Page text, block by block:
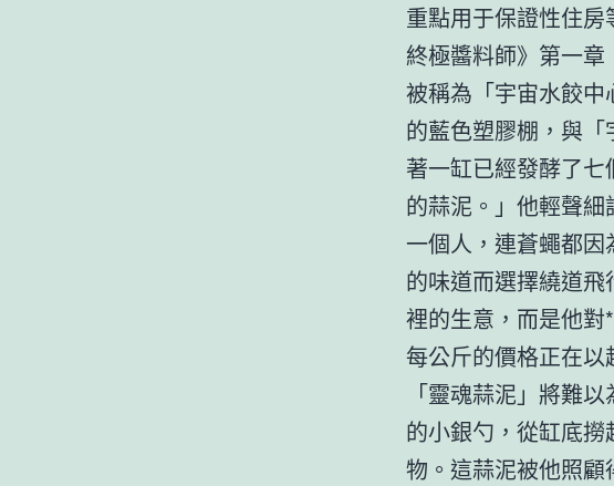
重點用于保證性住
終極醬料師》第一章
被稱為「宇宙水餃
的藍色塑膠棚，與
著一缸已經發酵了
的蒜泥。」他輕聲
一個人，連蒼蠅都
的味道而選擇繞道
裡的生意，而是他
每公斤的價格正在
「靈魂蒜泥」將難
的小銀勺，從缸底
物。這蒜泥被他照